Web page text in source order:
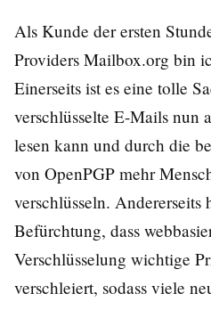
Als Kunde der ersten
Providers Mailbox.org bin
Einerseits ist es eine tolle
verschlüsselte E-Mails nun
lesen kann und durch die
von OpenPGP mehr
verschlüsseln. Andererseits
Befürchtung, dass
Verschlüsselung wichtige
verschleiert, sodass viele